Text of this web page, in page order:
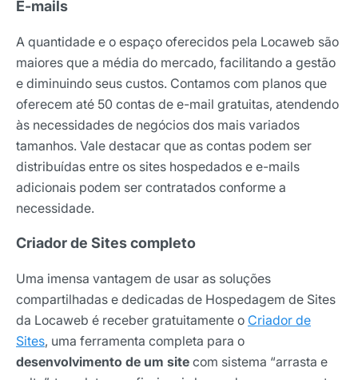
E-mails
A quantidade e o espaço oferecidos pela Locaweb são
maiores que a média do mercado, facilitando a gestão
e diminuindo seus custos. Contamos com planos que
oferecem até 50 contas de e-mail gratuitas, atendendo
às necessidades de negócios dos mais variados
tamanhos. Vale destacar que as contas podem ser
distribuídas entre os sites hospedados e e-mails
adicionais podem ser contratados conforme a
necessidade.
Criador de Sites completo
Uma imensa vantagem de usar as soluções
compartilhadas e dedicadas de Hospedagem de Sites
da Locaweb é receber gratuitamente o Criador de
Sites, uma ferramenta completa para o
desenvolvimento de um site com sistema “arrasta e
Receba os melhores insights da Locaweb
Tendências e materiais exclusivos do mercado
digital que valem a leitura.